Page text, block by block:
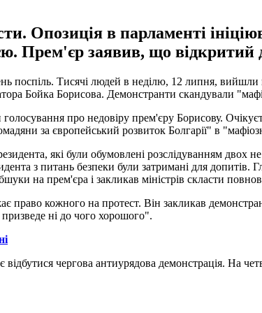
Опозиція в парламенті
Прем'єр заявив, що відкритий
поспіль. Тисячі людей в неділю, 12 липня, вийшли
Бойка Борисова. Демонстранти скандували
про недовіру прем'єру Борисову.
за європейський розвиток Болгарії" в
які були обумовлені розслідуванням
з питань безпеки були затримані для
на прем'єра і закликав міністрів скласти
право кожного на протест. Він закликав
ні до чого хорошого".
чергова антиурядова демонстрація. На